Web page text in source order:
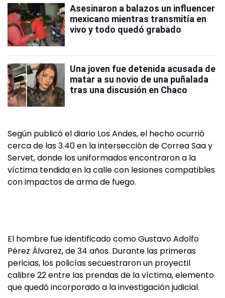
Asesinaron a balazos un influencer
mexicano mientras transmitía en
vivo y todo quedó grabado
Una joven fue detenida acusada de
matar a su novio de una puñalada
tras una discusión en Chaco
Según publicó el diario Los Andes, el hecho ocurrió
cerca de las 3.40 en la intersección de Correa Saa y
Servet, donde los uniformados encontraron a la
víctima tendida en la calle con lesiones compatibles
con impactos de arma de fuego.
El hombre fue identificado como Gustavo Adolfo
Pérez Álvarez, de 34 años. Durante las primeras
pericias, los policías secuestraron un proyectil
calibre 22 entre las prendas de la víctima, elemento
que quedó incorporado a la investigación judicial.